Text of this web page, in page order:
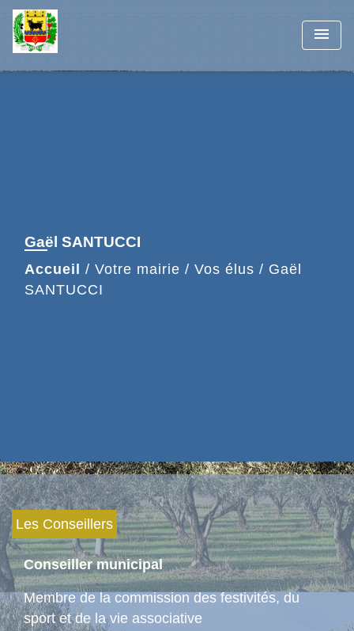
menu
Gaël SANTUCCI
Accueil / Votre mairie / Vos élus / Gaël
SANTUCCI
Les Conseillers
Conseiller municipal
Membre de la commission des festivités, du
sport et de la vie associative